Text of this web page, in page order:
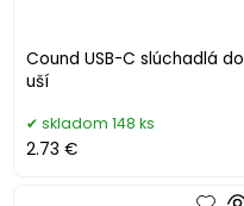
Cound USB-C slúchadlá do
uší
skladom 148 ks
2.73 €